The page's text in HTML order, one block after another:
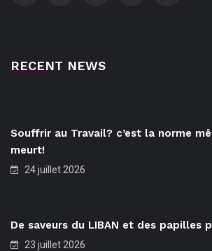
RECENT NEWS
Souffrir au Travail? c’est la norme
meurt!
24 juillet 2026
De saveurs du LIBAN et des papilles
23 juillet 2026